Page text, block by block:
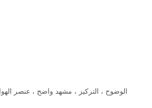
الوضوح ، التركيز ، مشهد واضح ، عنصر